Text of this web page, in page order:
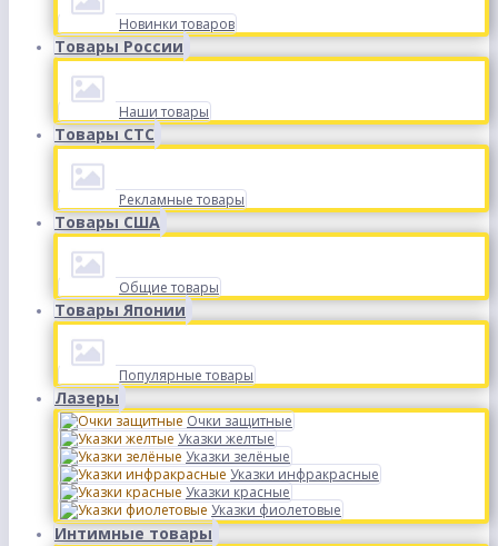
Новинки товаров
Товары России
Наши товары
Товары СТС
Рекламные товары
Товары США
Общие товары
Товары Японии
Популярные товары
Лазеры
Очки защитные
Указки желтые
Указки зелёные
Указки инфракрасные
Указки красные
Указки фиолетовые
Интимные товары